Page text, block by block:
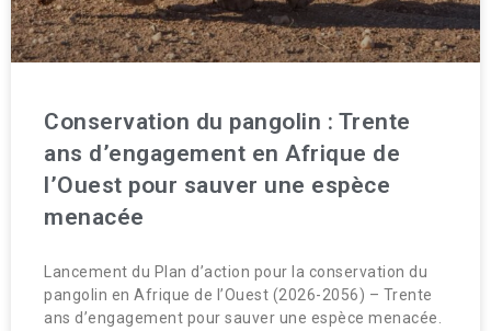
Conservation du pangolin : Trente
ans d’engagement en Afrique de
l’Ouest pour sauver une espèce
menacée
Lancement du Plan d’action pour la conservation du
pangolin en Afrique de l’Ouest (2026-2056) – Trente
ans d’engagement pour sauver une espèce menacée.